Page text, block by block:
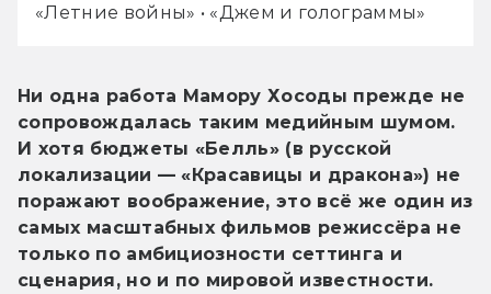
«Летние войны» • «Джем и голограммы»
Ни одна работа Мамору Хосоды прежде не
сопровождалась таким медийным шумом.
И хотя бюджеты «Белль» (в русской
локализации — «Красавицы и дракона») не
поражают воображение, это всё же один из
самых масштабных фильмов режиссёра не
только по амбициозности сеттинга и
сценария, но и по мировой известности.